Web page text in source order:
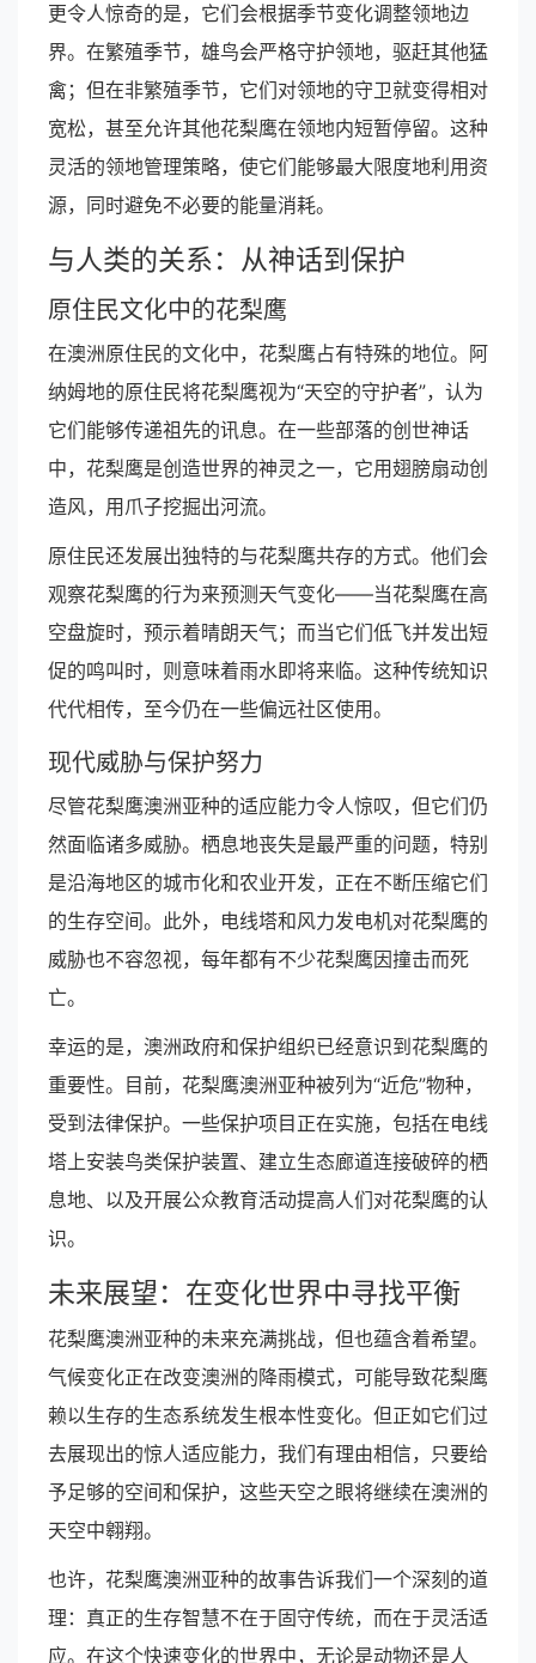
更令人惊奇的是，它们会根据季节变化调整领地边
界。在繁殖季节，雄鸟会严格守护领地，驱赶其他猛
禽；但在非繁殖季节，它们对领地的守卫就变得相对
宽松，甚至允许其他花梨鹰在领地内短暂停留。这种
灵活的领地管理策略，使它们能够最大限度地利用资
源，同时避免不必要的能量消耗。
与人类的关系：从神话到保护
原住民文化中的花梨鹰
在澳洲原住民的文化中，花梨鹰占有特殊的地位。阿
纳姆地的原住民将花梨鹰视为“天空的守护者”，认为
它们能够传递祖先的讯息。在一些部落的创世神话
中，花梨鹰是创造世界的神灵之一，它用翅膀扇动创
造风，用爪子挖掘出河流。
原住民还发展出独特的与花梨鹰共存的方式。他们会
观察花梨鹰的行为来预测天气变化——当花梨鹰在高
空盘旋时，预示着晴朗天气；而当它们低飞并发出短
促的鸣叫时，则意味着雨水即将来临。这种传统知识
代代相传，至今仍在一些偏远社区使用。
现代威胁与保护努力
尽管花梨鹰澳洲亚种的适应能力令人惊叹，但它们仍
然面临诸多威胁。栖息地丧失是最严重的问题，特别
是沿海地区的城市化和农业开发，正在不断压缩它们
的生存空间。此外，电线塔和风力发电机对花梨鹰的
威胁也不容忽视，每年都有不少花梨鹰因撞击而死
亡。
幸运的是，澳洲政府和保护组织已经意识到花梨鹰的
重要性。目前，花梨鹰澳洲亚种被列为“近危”物种，
受到法律保护。一些保护项目正在实施，包括在电线
塔上安装鸟类保护装置、建立生态廊道连接破碎的栖
息地、以及开展公众教育活动提高人们对花梨鹰的认
识。
未来展望：在变化世界中寻找平衡
花梨鹰澳洲亚种的未来充满挑战，但也蕴含着希望。
气候变化正在改变澳洲的降雨模式，可能导致花梨鹰
赖以生存的生态系统发生根本性变化。但正如它们过
去展现出的惊人适应能力，我们有理由相信，只要给
予足够的空间和保护，这些天空之眼将继续在澳洲的
天空中翱翔。
也许，花梨鹰澳洲亚种的故事告诉我们一个深刻的道
理：真正的生存智慧不在于固守传统，而在于灵活适
应。在这个快速变化的世界中，无论是动物还是人